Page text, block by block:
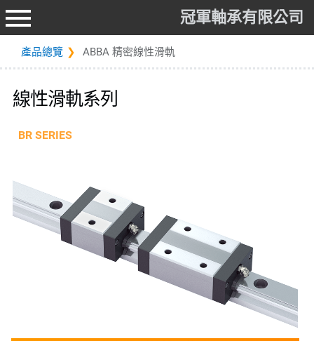
冠軍軸承有限公司
產品總覽 ABBA 精密線性滑軌
線性滑軌系列